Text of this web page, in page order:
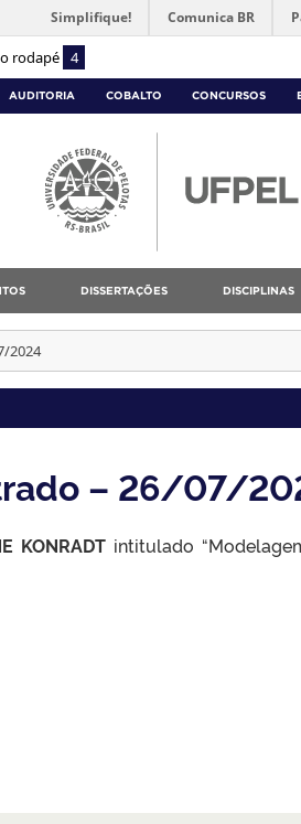
rodapé 4
Simplifique! Comunica BR
AUDITORIA COBALTO CONCURSOS
DISSERTAÇÕES DISCIPLINAS
2024
– 26/07/
KONRADTintitulado